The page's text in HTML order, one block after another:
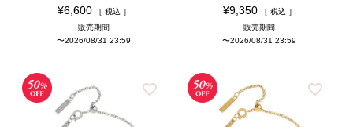
¥6,600
税込
販売期間
〜2026/08/31 23:59
¥9,350
税込
販売期間
〜2026/08/31 23:59